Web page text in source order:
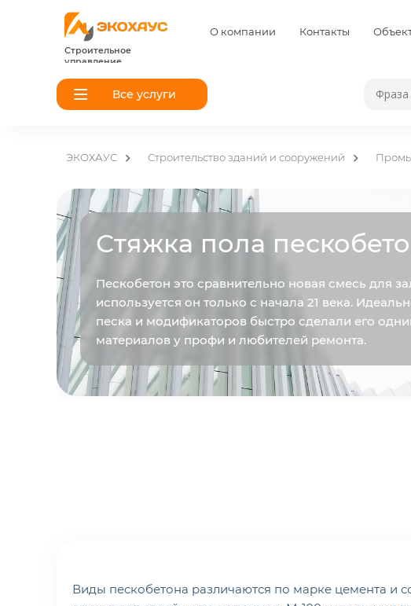
Строительное
управление
О компании Контакты
Все услуги
ЭКОХАУС Строительство зданий и сооружений
Стяжка пола
Пескобетон это сравнительно новая смесь для
используется он только с начала 21 века.
песка и модификаторов быстро сделали его
материалов у профи и любителей ремонта.
Виды пескобетона различаются по марке цемента и